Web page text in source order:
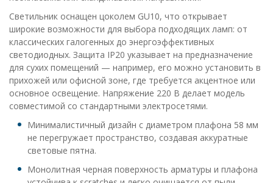
Светильник оснащен цоколем GU10, что открывает
широкие возможности для выбора подходящих ламп: от
классических галогенных до энергоэффективных
светодиодных. Защита IP20 указывает на предназначение
для сухих помещений — например, его можно установить в
прихожей или офисной зоне, где требуется акцентное или
основное освещение. Напряжение 220 В делает модель
совместимой со стандартными электросетями.
Минималистичный дизайн с диаметром плафона 58 мм
не перегружает пространство, создавая аккуратные
световые пятна.
Монолитная черная поверхность арматуры и плафона